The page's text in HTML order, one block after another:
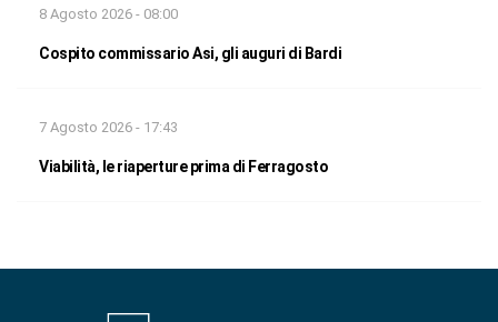
8 Agosto 2026 - 08:00
Cospito commissario Asi, gli auguri di Bardi
7 Agosto 2026 - 17:43
Viabilità, le riaperture prima di Ferragosto